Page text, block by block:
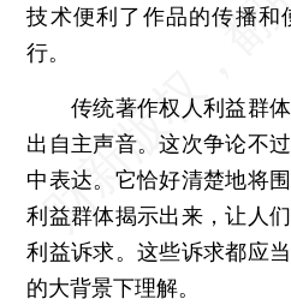
技术便利了作品的传播和
行。
传统著作权人利益群体
出自主声音。这次争论不
中表达。它恰好清楚地将
利益群体揭示出来，让人
利益诉求。这些诉求都应
的大背景下理解。